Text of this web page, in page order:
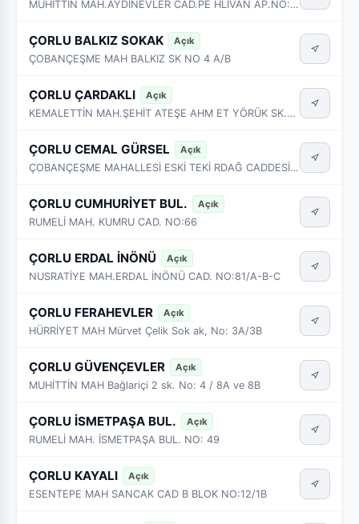
MUHİTTİN MAH.AYDINEVLER CAD.PE HLİVAN AP.NO:13/15A
ÇORLU BALKIZ SOKAK Açık
ÇOBANÇEŞME MAH BALKIZ SK NO 4 A/B
ÇORLU ÇARDAKLI Açık
KEMALETTİN MAH.ŞEHİT ATEŞE AHM ET YÖRÜK SK.NO:5-6-7-8-9-10
ÇORLU CEMAL GÜRSEL Açık
ÇOBANÇEŞME MAHALLESİ ESKİ TEKİ RDAĞ CADDESİ NO :97/B
ÇORLU CUMHURİYET BUL. Açık
RUMELİ MAH. KUMRU CAD. NO:66
ÇORLU ERDAL İNÖNÜ Açık
NUSRATİYE MAH.ERDAL İNÖNÜ CAD. NO:81/A-B-C
ÇORLU FERAHEVLER Açık
HÜRRİYET MAH Mürvet Çelik Sok ak, No: 3A/3B
ÇORLU GÜVENÇEVLER Açık
MUHİTTİN MAH Bağlariçi 2 sk. No: 4 / 8A ve 8B
ÇORLU İSMETPAŞA BUL. Açık
RUMELİ MAH. İSMETPAŞA BUL. NO: 49
ÇORLU KAYALI Açık
ESENTEPE MAH SANCAK CAD B BLOK NO:12/1B